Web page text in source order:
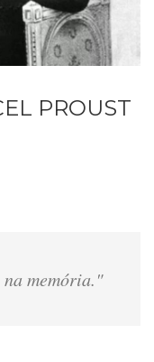
PROUST
na memória."